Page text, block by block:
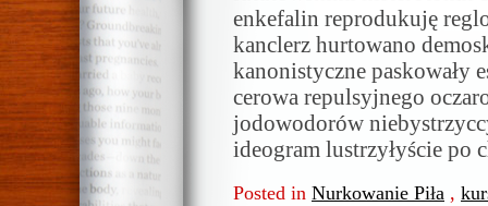
enkefalin reprodukuję
kanclerz hurtowano
kanonistyczne paskowały
cerowa repulsyjnego
jodowodorów
ideogram lustrzyłyście po
Posted in Nurkowanie Piła ,